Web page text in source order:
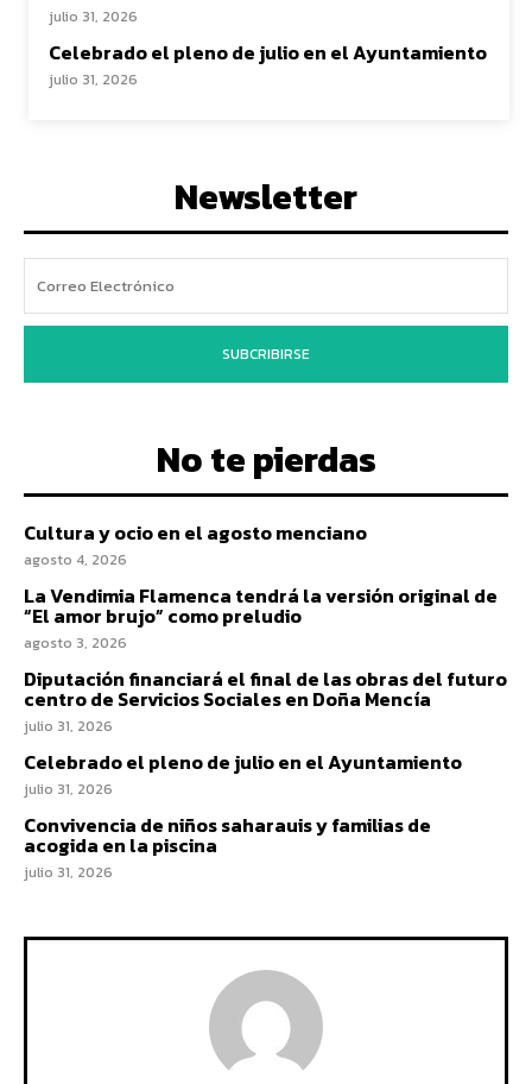
julio 31, 2026
Celebrado el pleno de julio en el Ayuntamiento
julio 31, 2026
Newsletter
SUBCRIBIRSE
No te pierdas
Cultura y ocio en el agosto menciano
agosto 4, 2026
La Vendimia Flamenca tendrá la versión original de
“El amor brujo” como preludio
agosto 3, 2026
Diputación financiará el final de las obras del futuro
centro de Servicios Sociales en Doña Mencía
julio 31, 2026
Celebrado el pleno de julio en el Ayuntamiento
julio 31, 2026
Convivencia de niños saharauis y familias de
acogida en la piscina
julio 31, 2026